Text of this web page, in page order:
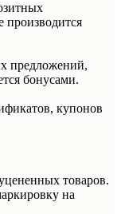
производится
предложений,
бонусами.
купонов
товаров.
на